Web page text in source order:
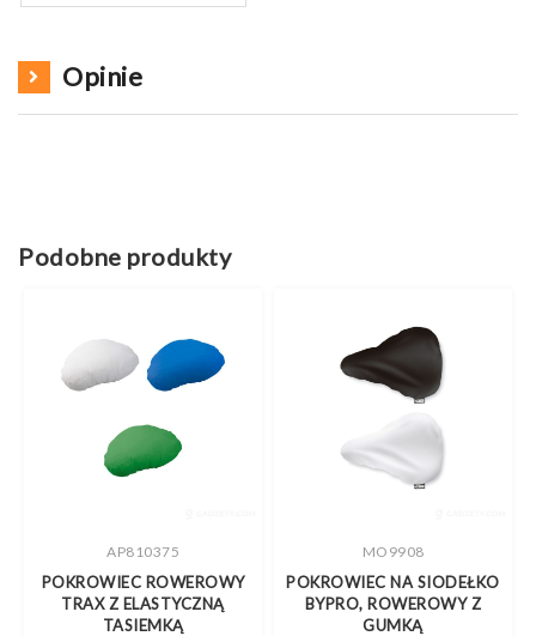
Opinie
Podobne produkty
AP810375
POKROWIEC ROWEROWY
TRAX Z ELASTYCZNĄ
TASIEMKĄ
MO9908
POKROWIEC NA SIODEŁKO
BYPRO, ROWEROWY Z
GUMKĄ